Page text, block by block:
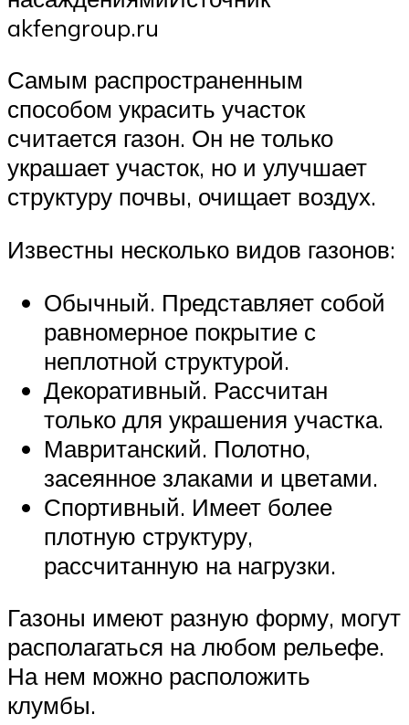
akfengroup.ru
Самым распространенным
способом украсить участок
считается газон. Он не только
украшает участок, но и улучшает
структуру почвы, очищает воздух.
Известны несколько видов газонов:
Обычный. Представляет собой
равномерное покрытие с
неплотной структурой.
Декоративный. Рассчитан
только для украшения участка.
Мавританский. Полотно,
засеянное злаками и цветами.
Спортивный. Имеет более
плотную структуру,
рассчитанную на нагрузки.
Газоны имеют разную форму, могут
располагаться на любом рельефе.
На нем можно расположить
клумбы.